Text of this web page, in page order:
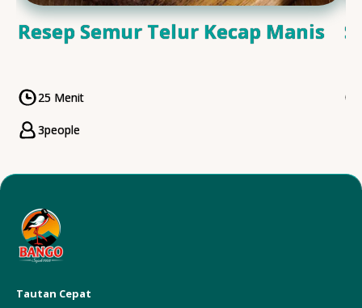
Resep Semur Telur Kecap Manis
CookingTime
25 Menit
Servings
3people
Tautan Cepat